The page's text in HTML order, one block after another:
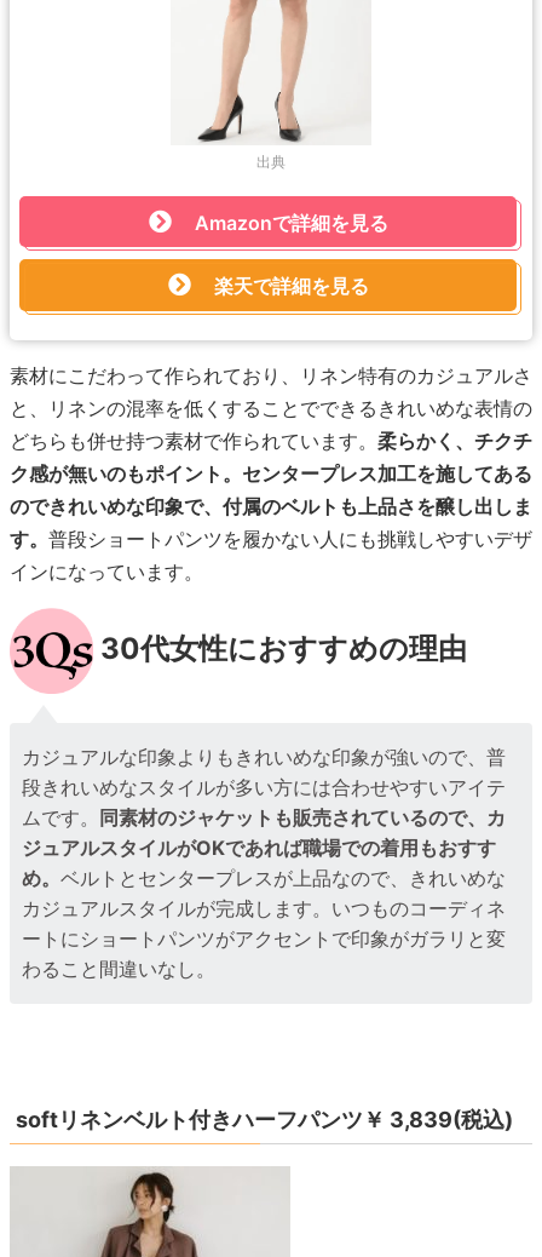
出典
Amazonで詳細を見る
楽天で詳細を見る
素材にこだわって作られており、リネン特有のカジュアルさ
と、リネンの混率を低くすることでできるきれいめな表情の
どちらも併せ持つ素材で作られています。 柔らかく、チクチ
ク感が無いのもポイント。センタープレス加工を施してある
のできれいめな印象で、付属のベルトも上品さを醸し出しま
す。 普段ショートパンツを履かない人にも挑戦しやすいデザ
インになっています。
30代女性におすすめの理由
カジュアルな印象よりもきれいめな印象が強いので、普
段きれいめなスタイルが多い方には合わせやすいアイテ
ムです。 同素材のジャケットも販売されているので、カ
ジュアルスタイルがOKであれば職場での着用もおすす
め。ベルトとセンタープレスが上品なので、きれいめな
カジュアルスタイルが完成します。いつものコーディネ
ートにショートパンツがアクセントで印象がガラリと変
わること間違いなし。
softリネンベルト付きハーフパンツ￥ 3,839(税込)